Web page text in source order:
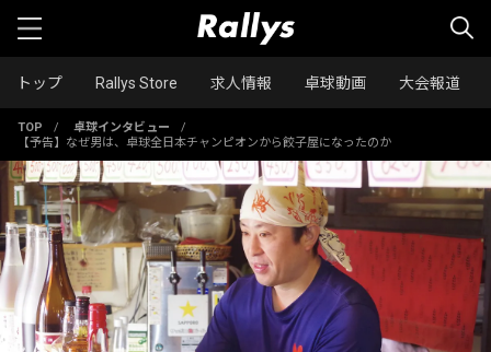
トップ Rallys Store 求人情報 卓球動画 大会報道
TOP / 卓球インタビュー
/
【予告】なぜ男は、卓球全日本チャンピオンから餃子屋になったのか